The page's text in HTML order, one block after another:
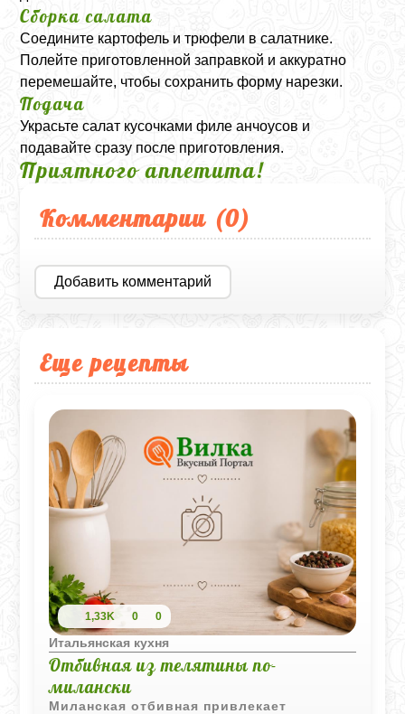
Сборка салата
Соедините картофель и трюфели в салатнике.
Полейте приготовленной заправкой и аккуратно
перемешайте, чтобы сохранить форму нарезки.
Подача
Украсьте салат кусочками филе анчоусов и
подавайте сразу после приготовления.
Приятного аппетита!
Комментарии (0)
Добавить комментарий
Еще рецепты
1,33K 0 0
Итальянская кухня
Отбивная из телятины по-
милански
Миланская отбивная привлекает